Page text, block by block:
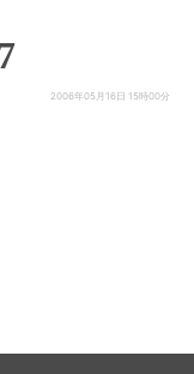
2006年05月16日 15時00分